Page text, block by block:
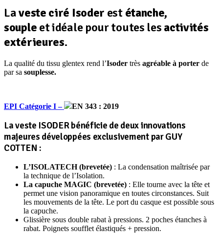
Laveste ciré Isoder est étanche,
souple et idéale pour toutes les activités
extérieures.
La qualité du tissu glentex rend l’Isoder très agréable à porter de
par sa souplesse.
EPI Catégorie I – EN 343 : 2019
La veste ISODER bénéficie de deux innovations
majeures développées exclusivement par GUY
COTTEN :
L’ISOLATECH (brevetée) : La condensation maîtrisée par
la technique de l’Isolation.
La capuche MAGIC (brevetée) : Elle tourne avec la tête et
permet une vision panoramique en toutes circonstances. Suit
les mouvements de la tête. Le port du casque est possible sous
la capuche.
Glissière sous double rabat à pressions. 2 poches étanches à
rabat. Poignets soufflet élastiqués + pression.